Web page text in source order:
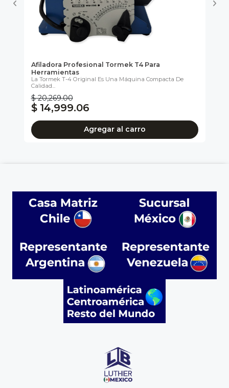
Afiladora Profesional Tormek T4 Para
Herramientas
La Tormek T-4 Original Es Una Máquina Compacta De
Calidad...
$ 20,269.00
$ 14,999.06
Agregar al carro